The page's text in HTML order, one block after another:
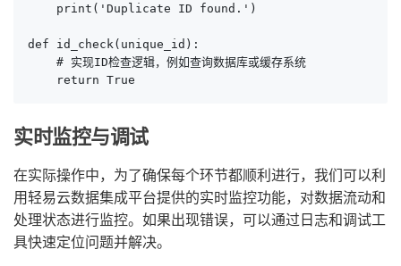
    print('Duplicate ID found.')
def id_check(unique_id):
    # 实现ID检查逻辑，例如查询数据库或缓存系统
    return True
实时监控与调试
在实际操作中，为了确保每个环节都顺利进行，我们可以利
用轻易云数据集成平台提供的实时监控功能，对数据流动和
处理状态进行监控。如果出现错误，可以通过日志和调试工
具快速定位问题并解决。